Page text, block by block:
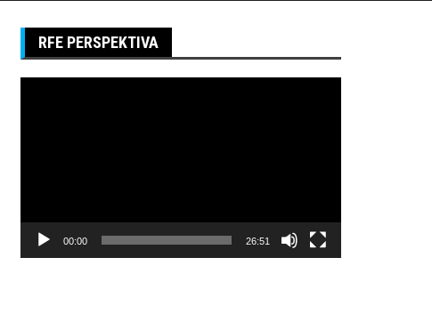
RFE PERSPEKTIVA
00:00 26:51